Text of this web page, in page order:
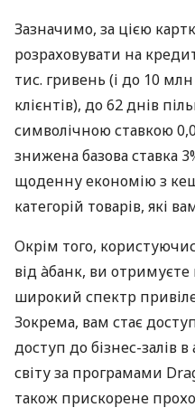
Зазначимо, за цією
розраховувати на
тис. гривень (і до 10
клієнтів), до 62 днів
символічною ставкою
знижена базова ставка
щоденну економію з
категорій товарів, які
Окрім того,
від àбанк, ви
широкий спектр
Зокрема, вам стає
доступ до бізнес-залів
світу за програмами
також прискорене